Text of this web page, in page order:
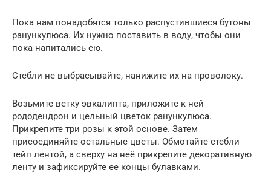
Пока нам понадобятся только распустившиеся бутоны
ранункулюса. Их нужно поставить в воду, чтобы они
пока напитались ею.
Стебли не выбрасывайте, нанижите их на проволоку.
Возьмите ветку эвкалипта, приложите к ней
рододендрон и цельный цветок ранункулюса.
Прикрепите три розы к этой основе. Затем
присоединяйте остальные цветы. Обмотайте стебли
тейп лентой, а сверху на неё прикрепите декоративную
ленту и зафиксируйте ее концы булавками.